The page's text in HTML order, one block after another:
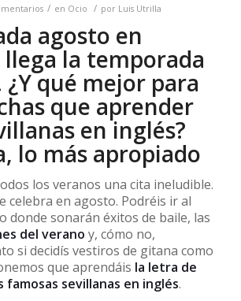
/ en Ocio / por Luis Utrilla
agosto en
llega la temporada
qué mejor para
que aprender
en inglés?
lo más apropiado
los veranos una cita ineludible.
celebra en agosto. Podréis ir al
donde sonarán éxitos de baile, las
del verano y, cómo no,
si decidís vestiros de gitana como
que aprendáis la letra de
famosas sevillanas en inglés.